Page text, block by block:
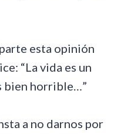
esta opinión
“La vida es un
bien horrible…”
a no darnos por